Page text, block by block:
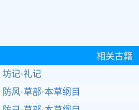
相关古籍
坊记·礼记
防风·草部·本草纲目